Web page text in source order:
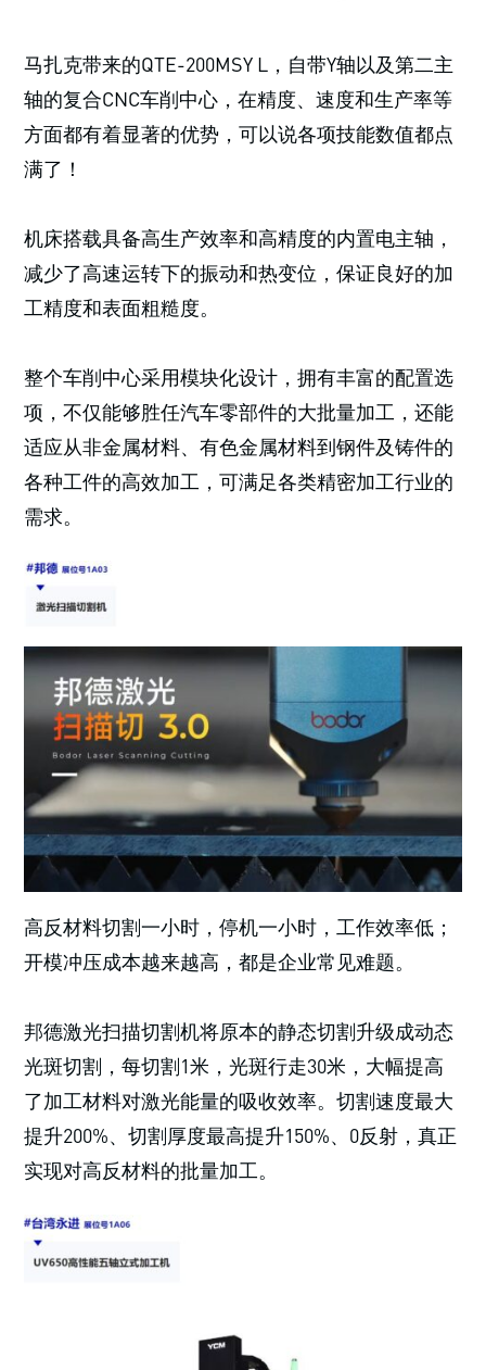
马扎克带来的QTE-200MSY L，自带Y轴以及第二主
轴的复合CNC车削中心，在精度、速度和生产率等
方面都有着显著的优势，可以说各项技能数值都点
满了！
机床搭载具备高生产效率和高精度的内置电主轴，
减少了高速运转下的振动和热变位，保证良好的加
工精度和表面粗糙度。
整个车削中心采用模块化设计，拥有丰富的配置选
项，不仅能够胜任汽车零部件的大批量加工，还能
适应从非金属材料、有色金属材料到钢件及铸件的
各种工件的高效加工，可满足各类精密加工行业的
需求。
高反材料切割一小时，停机一小时，工作效率低；
开模冲压成本越来越高，都是企业常见难题。
邦德激光扫描切割机将原本的静态切割升级成动态
光斑切割，每切割1米，光斑行走30米，大幅提高
了加工材料对激光能量的吸收效率。切割速度最大
提升200%、切割厚度最高提升150%、0反射，真正
实现对高反材料的批量加工。